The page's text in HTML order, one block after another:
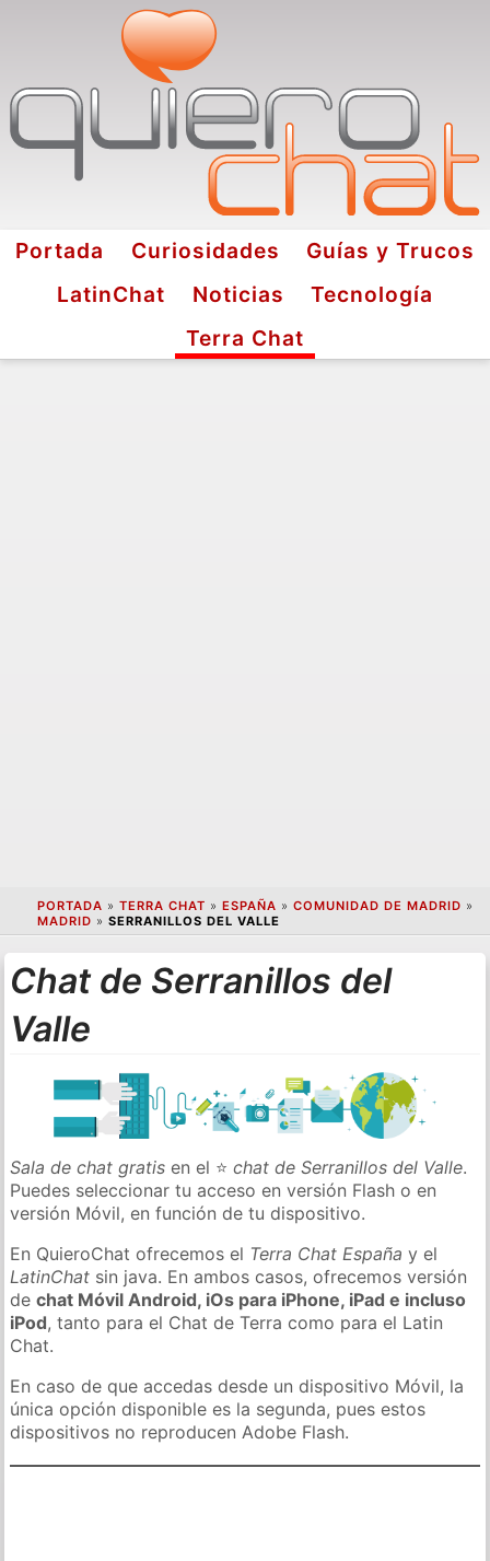
Portada Curiosidades
Guías y Trucos
LatinChat
Noticias
Tecnología
Terra Chat
PORTADA » TERRA CHAT » ESPAÑA » COMUNIDAD DE MADRID »
MADRID » SERRANILLOS DEL VALLE
Chat de Serranillos del
Valle
Sala de chat gratis en el ⭐chat de Serranillos del Valle.
Puedes seleccionar tu acceso en versión Flash o en
versión Móvil, en función de tu dispositivo.
En QuieroChat ofrecemos el Terra Chat España y el
LatinChat sin java. En ambos casos, ofrecemos versión
dechat Móvil Android, iOs para iPhone, iPad e incluso
iPod, tanto para el Chat de Terra como para el Latin
Chat.
En caso de que accedas desde un dispositivo Móvil, la
única opción disponible es la segunda, pues estos
dispositivos no reproducen Adobe Flash.